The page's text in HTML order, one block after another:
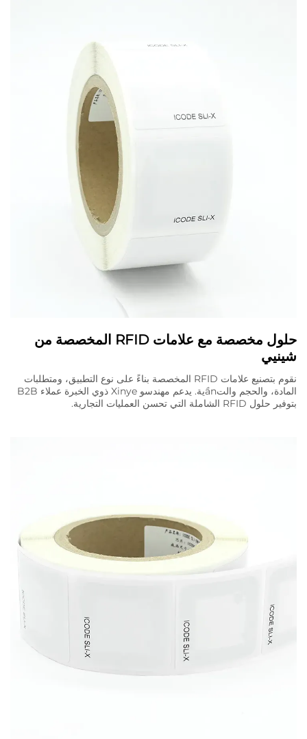
حلول مخصصة مع علامات RFID المخصصة من
شينيي
نقوم بتصنيع علامات RFID المخصصة بناءً على نوع التطبيق، ومتطلبات
المادة، والحجم والتầnية. يدعم مهندسو Xinye ذوي الخبرة عملاء B2B
بتوفير حلول RFID الشاملة التي تحسن العمليات التجارية.